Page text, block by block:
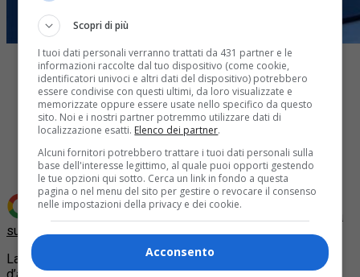
Share
Aggiungi Quotidiano Piemontese come
Fonte preferita
su Google
La polizia di torino, questa notte, ha arrestato due ‘topi
Scopri di più
I tuoi dati personali verranno trattati da 431 partner e le
informazioni raccolte dal tuo dispositivo (come cookie,
identificatori univoci e altri dati del dispositivo) potrebbero
essere condivise con questi ultimi, da loro visualizzate e
memorizzate oppure essere usate nello specifico da questo
sito. Noi e i nostri partner potremmo utilizzare dati di
localizzazione esatti. Elenco dei partner.
Alcuni fornitori potrebbero trattare i tuoi dati personali sulla
base dell'interesse legittimo, al quale puoi opporti gestendo
le tue opzioni qui sotto. Cerca un link in fondo a questa
pagina o nel menu del sito per gestire o revocare il consenso
nelle impostazioni della privacy e dei cookie.
Acconsento